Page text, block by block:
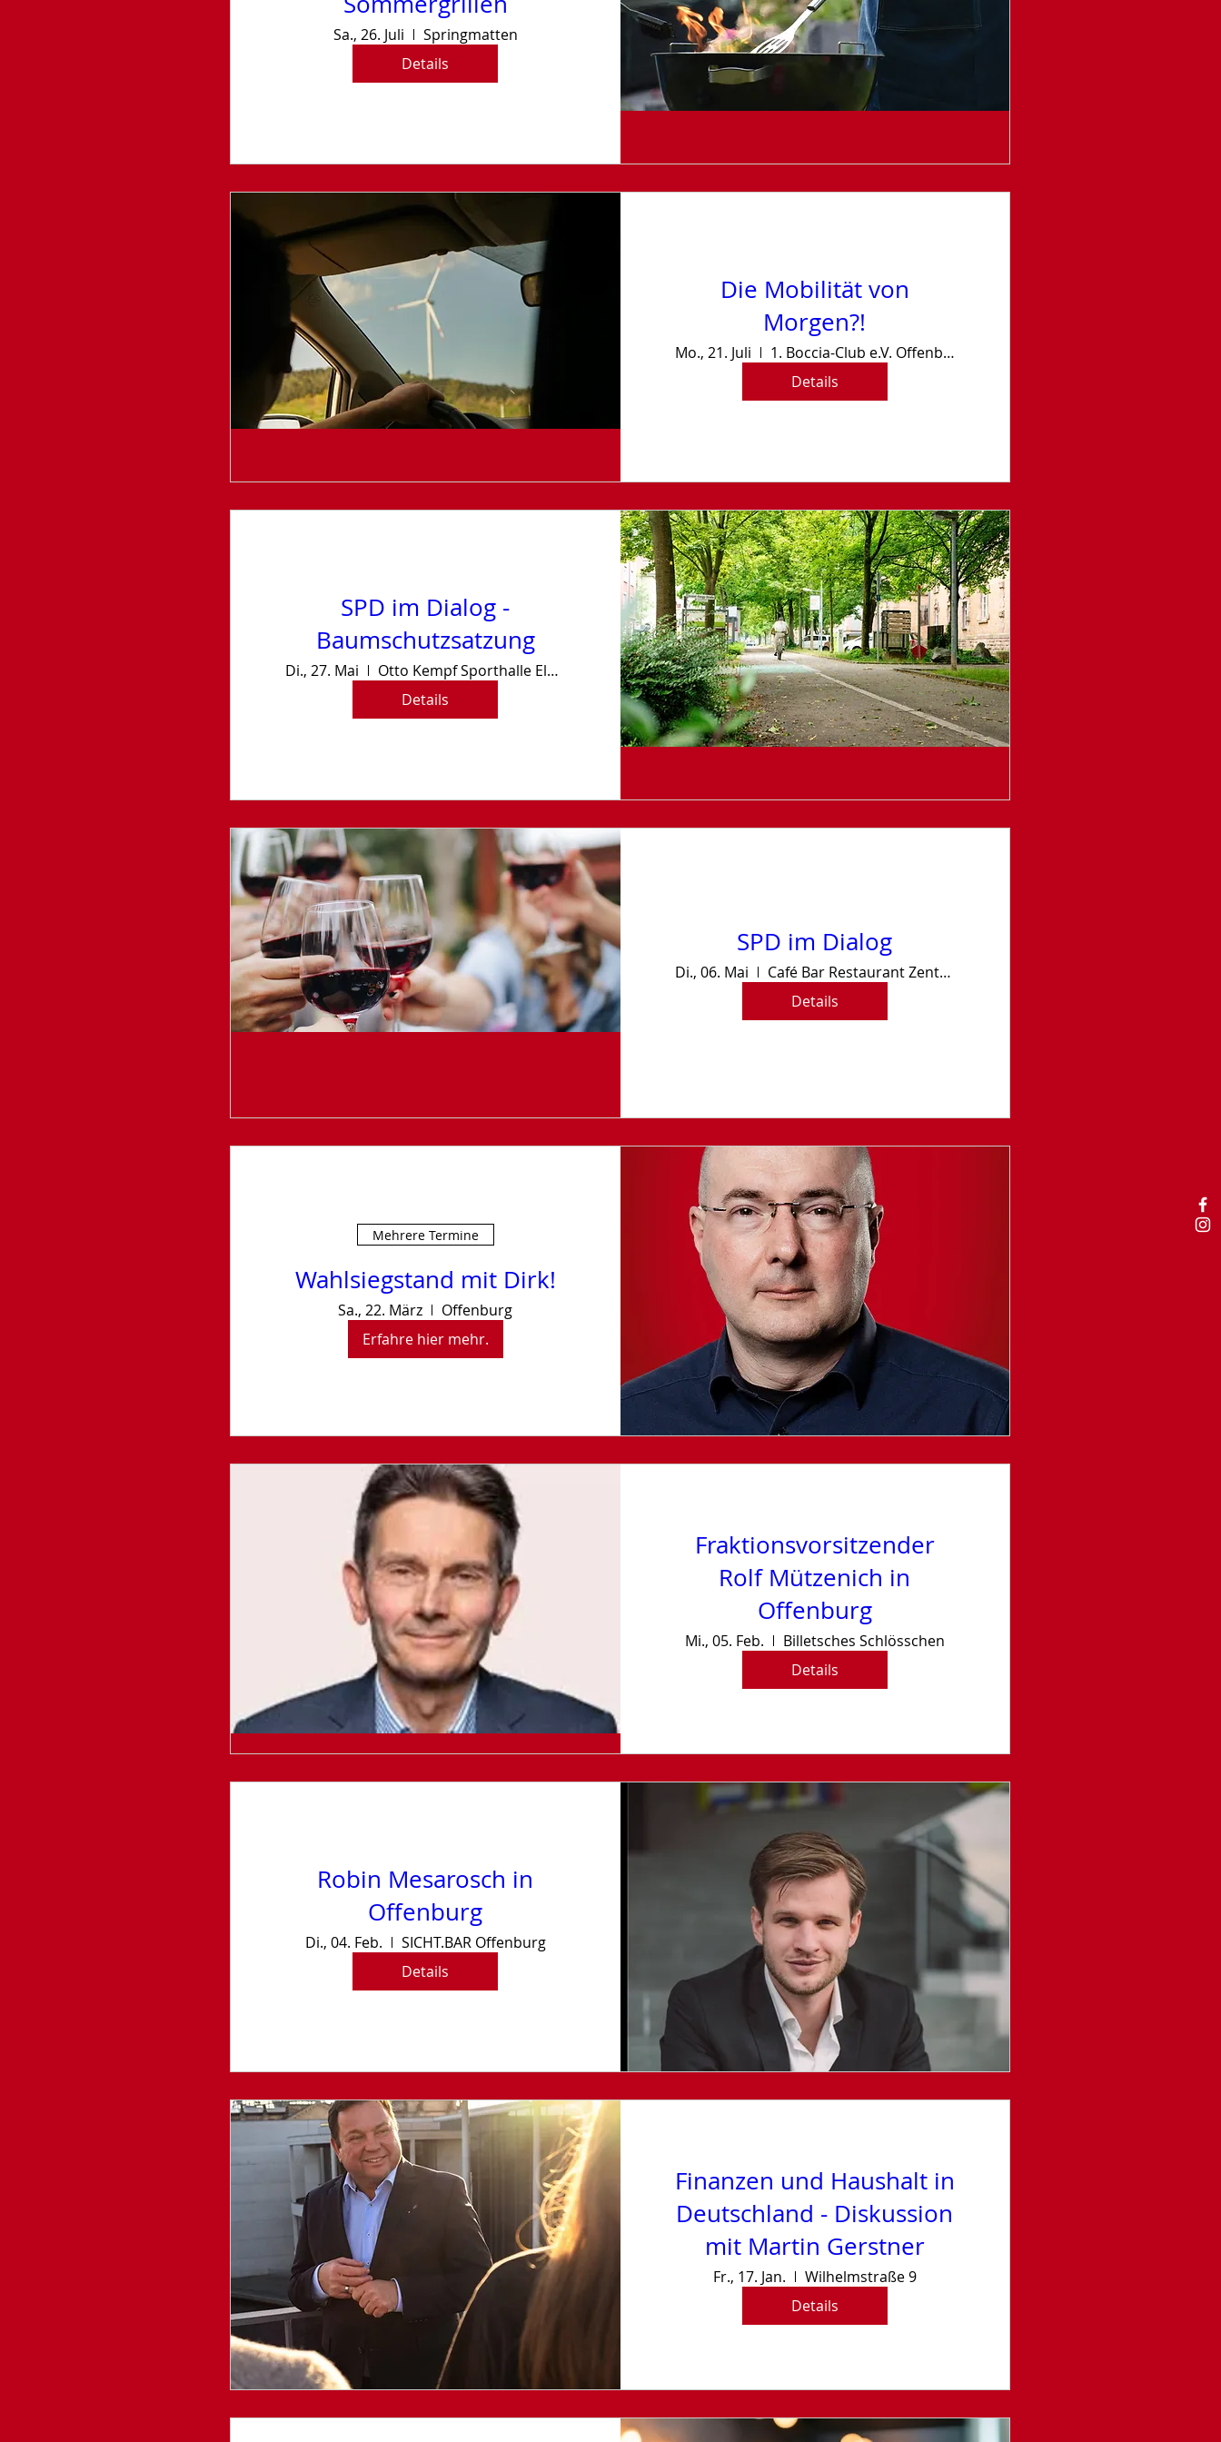
Sa., 26. Juli
Springmatten
Details
Die Mobilität von
Morgen?!
Mo., 21. Juli
1. Boccia-Club e.V. Offenburg
Details
SPD im Dialog -
Baumschutzsatzung
Di., 27. Mai
Otto Kempf Sporthalle Elgersweier
Details
SPD im Dialog
Di., 06. Mai
Café Bar Restaurant Zentral Offenburg
Details
Mehrere Termine
Wahlsiegstand mit Dirk!
Sa., 22. März
Offenburg
Erfahre hier mehr.
Fraktionsvorsitzender
Rolf Mützenich in
Offenburg
Mi., 05. Feb.
Billetsches Schlösschen
Details
Robin Mesarosch in
Offenburg
Di., 04. Feb.
SICHT.BAR Offenburg
Details
Finanzen und Haushalt in
Deutschland - Diskussion
mit Martin Gerstner
Fr., 17. Jan.
Wilhelmstraße 9
Details